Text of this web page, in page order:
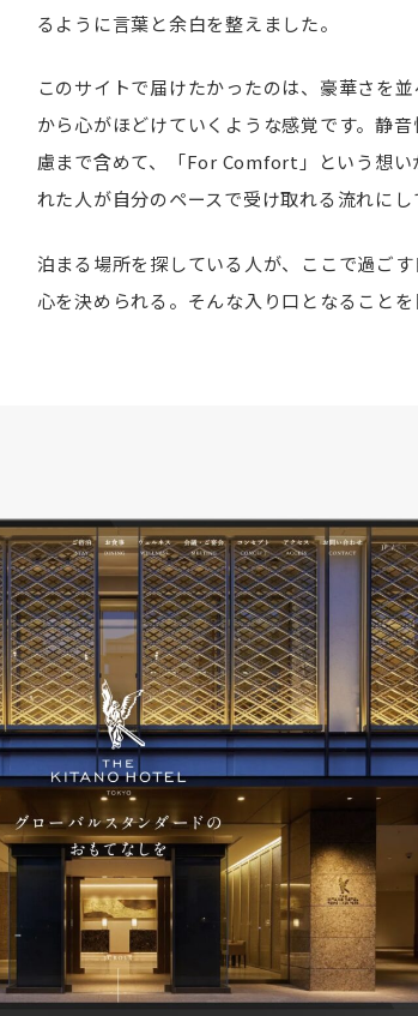
るように言葉と余白を整えました。
このサイトで届けたかったのは、豪華さを
から心がほどけていくような感覚です。静
慮まで含めて、「For Comfort」という想
れた人が自分のペースで受け取れる流れにし
泊まる場所を探している人が、ここで過ご
心を決められる。そんな入り口となることを